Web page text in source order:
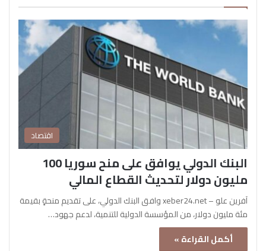
اقتصاد
البنك الدولي يوافق على منح سوريا 100
مليون دولار لتحديث القطاع المالي
آفرين علو – xeber24.net وافق البنك الدولي، على تقديم منحةٍ بقيمة
مئة مليون دولار، من المؤسسة الدولية للتنمية، لدعم جهود…
أكمل القراءة »